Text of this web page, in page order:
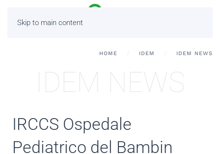
Skip to main content
HOME IDEM IDEM NEWS
IDEM NEWS
IRCCS Ospedale
Pediatrico del Bambin